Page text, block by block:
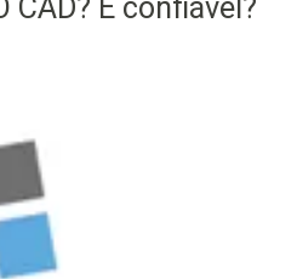
CAD? É confiável?